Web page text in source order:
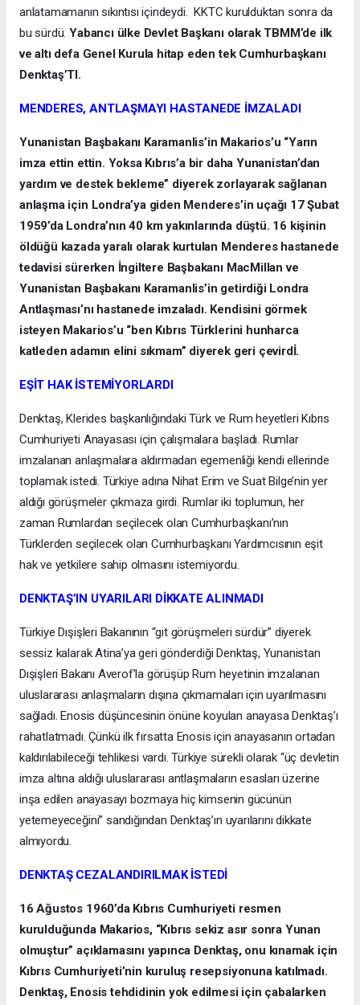
anlatamamanın sıkıntısı içindeydi. KKTC kurulduktan sonra da
bu sürdü.Yabancı ülke Devlet Başkanı olarak TBMM’de ilk
ve altı defa Genel Kurula hitap eden tek Cumhurbaşkanı
Denktaş’TI.
MENDERES, ANTLAŞMAYI HASTANEDE İMZALADI
Yunanistan Başbakanı Karamanlis’in Makarios’u “Yarın
imza ettin ettin. Yoksa Kıbrıs’a bir daha Yunanistan’dan
yardım ve destek bekleme” diyerek zorlayarak sağlanan
anlaşma için Londra’ya giden Menderes’in uçağı 17 Şubat
1959’da Londra’nın 40 km yakınlarında düştü. 16 kişinin
öldüğü kazada yaralı olarak kurtulan Menderes hastanede
tedavisi sürerken İngiltere Başbakanı MacMillan ve
Yunanistan Başbakanı Karamanlis’in getirdiği Londra
Antlaşması’nı hastanede imzaladı. Kendisini görmek
isteyen Makarios’u “ben Kıbrıs Türklerini hunharca
katleden adamın elini sıkmam” diyerek geri çevirdİ.
EŞİT HAK İSTEMİYORLARDI
Denktaş, Klerides başkanlığındaki Türk ve Rum heyetleri Kıbrıs
Cumhuriyeti Anayasası için çalışmalara başladı. Rumlar
imzalanan anlaşmalara aldırmadan egemenliği kendi ellerinde
toplamak istedi. Türkiye adına Nihat Erim ve Suat Bilge’nin yer
aldığı görüşmeler çıkmaza girdi. Rumlar iki toplumun, her
zaman Rumlardan seçilecek olan Cumhurbaşkanı’nın
Türklerden seçilecek olan Cumhurbaşkanı Yardımcısının eşit
hak ve yetkilere sahip olmasını istemiyordu.
DENKTAŞ’IN UYARILARI DİKKATE ALINMADI
Türkiye Dışişleri Bakanının “git görüşmeleri sürdür” diyerek
sessiz kalarak Atina’ya geri gönderdiği Denktaş, Yunanistan
Dışişleri Bakanı Averof’la görüşüp Rum heyetinin imzalanan
uluslararası anlaşmaların dışına çıkmamaları için uyarılmasını
sağladı. Enosis düşüncesinin önüne koyulan anayasa Denktaş’ı
rahatlatmadı. Çünkü ilk fırsatta Enosis için anayasanın ortadan
kaldırılabileceği tehlikesi vardı. Türkiye sürekli olarak “üç devletin
imza altına aldığı uluslararası antlaşmaların esasları üzerine
inşa edilen anayasayı bozmaya hiç kimsenin gücünün
yetemeyeceğini” sandığından Denktaş’ın uyarılarını dikkate
almıyordu.
DENKTAŞ CEZALANDIRILMAK İSTEDİ
16 Ağustos 1960’da Kıbrıs Cumhuriyeti resmen
kurulduğunda Makarios, “Kıbrıs sekiz asır sonra Yunan
olmuştur” açıklamasını yapınca Denktaş, onu kınamak için
Kıbrıs Cumhuriyeti’nin kuruluş resepsiyonuna katılmadı.
Denktaş, Enosis tehdidinin yok edilmesi için çabalarken